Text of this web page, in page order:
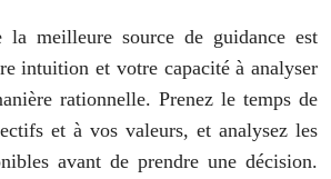
la meilleure source de guidance est
intuition et votre capacité à analyser
rationnelle. Prenez le temps de
et à vos valeurs, et analysez les
avant de prendre une décision.